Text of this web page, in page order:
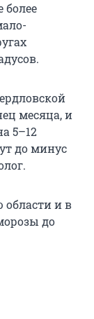
более
месяца, и
5–12
до минус
и в
до